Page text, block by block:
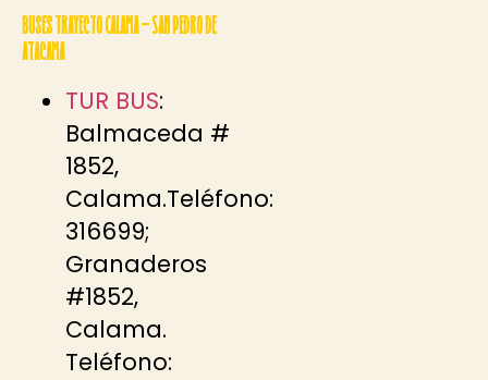
Buses trayecto Calama – San Pedro de
Atacama
TUR BUS:
Balmaceda #
1852,
Calama.Teléfono:
316699;
Granaderos
#1852,
Calama.
Teléfono: